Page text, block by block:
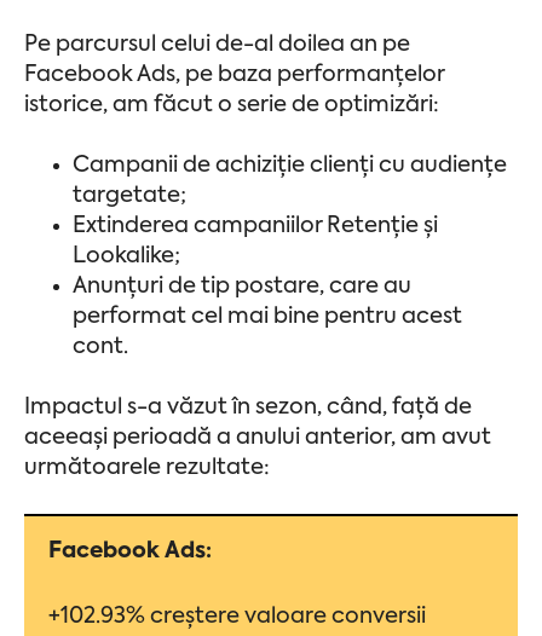
Pe parcursul celui de-al doilea an pe
Facebook Ads, pe baza performanțelor
istorice, am făcut o serie de optimizări:
Campanii de achiziție clienți cu audiențe
targetate;
Extinderea campaniilor Retenție și
Lookalike;
Anunțuri de tip postare, care au
performat cel mai bine pentru acest
cont.
Impactul s-a văzut în sezon, când, față de
aceeași perioadă a anului anterior, am avut
următoarele rezultate:
Facebook Ads:
+102.93% creștere valoare conversii